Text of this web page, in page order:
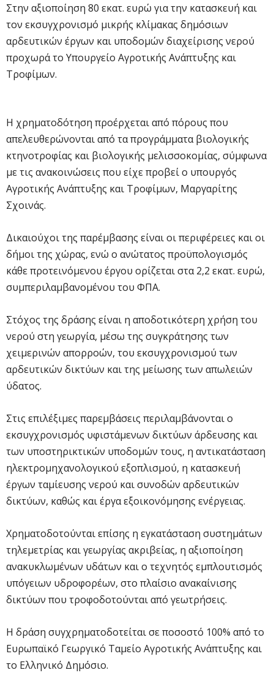
Στην αξιοποίηση 80 εκατ. ευρώ για την κατασκευή και
τον εκσυγχρονισμό μικρής κλίμακας δημόσιων
αρδευτικών έργων και υποδομών διαχείρισης νερού
προχωρά το Υπουργείο Αγροτικής Ανάπτυξης και
Τροφίμων.
Η χρηματοδότηση προέρχεται από πόρους που
απελευθερώνονται από τα προγράμματα βιολογικής
κτηνοτροφίας και βιολογικής μελισσοκομίας, σύμφωνα
με τις ανακοινώσεις που είχε προβεί ο υπουργός
Αγροτικής Ανάπτυξης και Τροφίμων, Μαργαρίτης
Σχοινάς.
Δικαιούχοι της παρέμβασης είναι οι περιφέρειες και οι
δήμοι της χώρας, ενώ ο ανώτατος προϋπολογισμός
κάθε προτεινόμενου έργου ορίζεται στα 2,2 εκατ. ευρώ,
συμπεριλαμβανομένου του ΦΠΑ.
Στόχος της δράσης είναι η αποδοτικότερη χρήση του
νερού στη γεωργία, μέσω της συγκράτησης των
χειμερινών απορροών, του εκσυγχρονισμού των
αρδευτικών δικτύων και της μείωσης των απωλειών
ύδατος.
Στις επιλέξιμες παρεμβάσεις περιλαμβάνονται ο
εκσυγχρονισμός υφιστάμενων δικτύων άρδευσης και
των υποστηρικτικών υποδομών τους, η αντικατάσταση
ηλεκτρομηχανολογικού εξοπλισμού, η κατασκευή
έργων ταμίευσης νερού και συνοδών αρδευτικών
δικτύων, καθώς και έργα εξοικονόμησης ενέργειας.
Χρηματοδοτούνται επίσης η εγκατάσταση συστημάτων
τηλεμετρίας και γεωργίας ακριβείας, η αξιοποίηση
ανακυκλωμένων υδάτων και ο τεχνητός εμπλουτισμός
υπόγειων υδροφορέων, στο πλαίσιο ανακαίνισης
δικτύων που τροφοδοτούνται από γεωτρήσεις.
Η δράση συγχρηματοδοτείται σε ποσοστό 100% από το
Ευρωπαϊκό Γεωργικό Ταμείο Αγροτικής Ανάπτυξης και
το Ελληνικό Δημόσιο.